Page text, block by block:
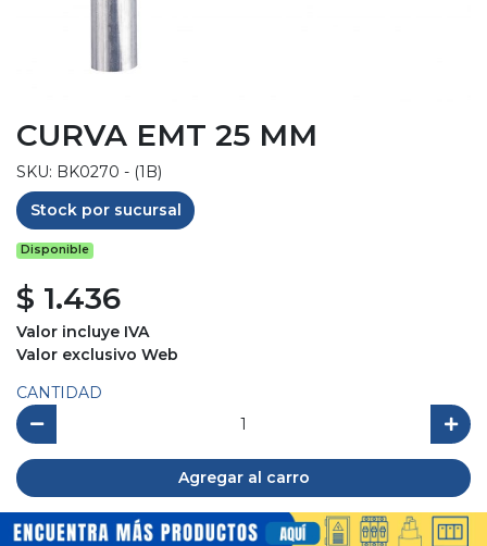
CURVA EMT 25 MM
SKU: BK0270 - (1B)
Stock por sucursal
Disponible
$ 1.436
Valor incluye IVA
Valor exclusivo Web
CANTIDAD
Agregar al carro